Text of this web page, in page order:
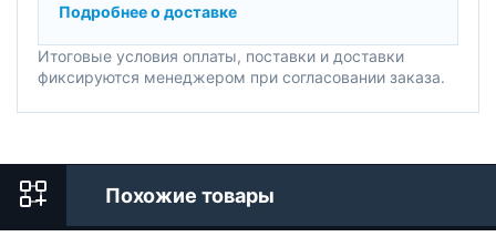
Подробнее о доставке
Итоговые условия оплаты, поставки и доставки
фиксируются менеджером при согласовании заказа.
Похожие товары